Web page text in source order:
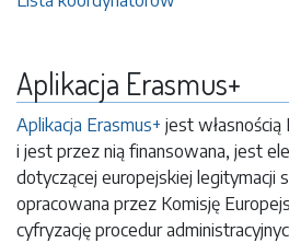
Aplikacja Erasmus+
Aplikacja Erasmus+ jest własnością
i jest przez nią finansowana, jest
dotyczącej europejskiej legitymacji
opracowana przez Komisję
cyfryzację procedur